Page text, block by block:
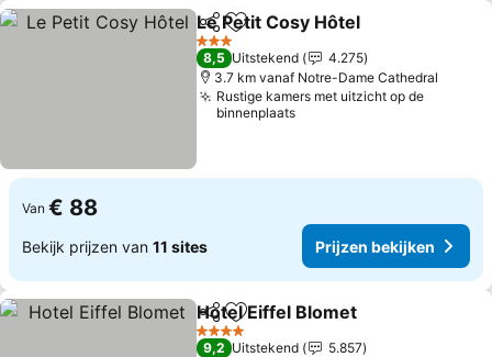
DelenToevoegen aan favorieten
Le Petit Cosy Hôtel
3 Sterren
8,5 Uitstekend
4.275
3.7 km vanaf Notre-Dame Cathedral
Rustige kamers met uitzicht op de
binnenplaats
Van € 88
Bekijk prijzen van 11 sites Prijzen bekijken
DelenToevoegen aan favorieten
Hotel Eiffel Blomet
4 Sterren
9,2 Uitstekend
5.857